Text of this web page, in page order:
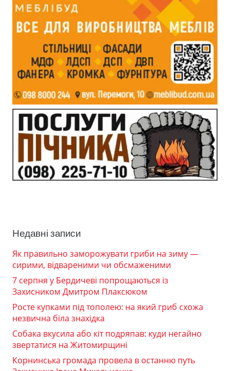
Недавні записи
Як правильно заморожувати гриби на зиму —
сирими, відвареними чи обсмаженими
7 серпня у Бердичеві попрощаються із
Захисником Дмитром Плаксюком
Росте купками під тополею: на який гриб схожа
незвична біла знахідка
Собака вкусила або кіт подряпав: куди негайно
звертатися на Житомирщині
Корнинська громада провела в останню путь